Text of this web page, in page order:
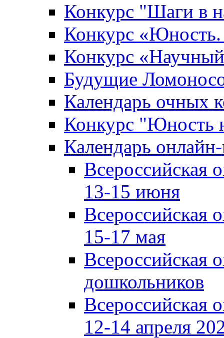
Конкурс "Шаги в
Конкурс «Юность.
Конкурс
Будущие
Календарь очных
Конкурс "Юность
Календарь
Всероссийская
13-15 июня
Всероссийская
15-17 мая
Всероссийская
дошкольников
Всероссийская
12-14 апреля